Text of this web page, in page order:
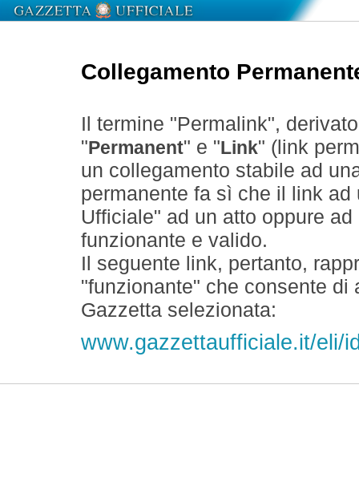
Collegamento
Il termine "Permalink",
" Permanent" e " Link" (link
un collegamento stabile ad
permanente fa sì che il link
Ufficiale" ad un atto oppure
funzionante e valido.
Il seguente link, pertanto,
"funzionante" che consente
Gazzetta selezionata:
www.gazzettaufficiale.it/eli/